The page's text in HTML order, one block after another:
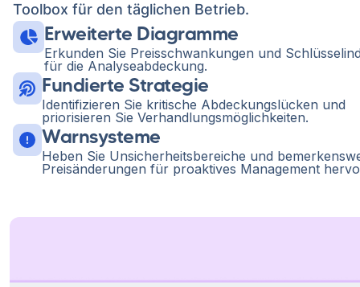
Toolbox für den täglichen Betrieb.
Erweiterte Diagramme
Erkunden Sie Preisschwankungen und
für die Analyseabdeckung.
Fundierte Strategie
Identifizieren Sie kritische Abdeckungslücken und
priorisieren Sie Verhandlungsmöglichkeiten.
Warnsysteme
Heben Sie Unsicherheitsbereiche und
Preisänderungen für proaktives Management